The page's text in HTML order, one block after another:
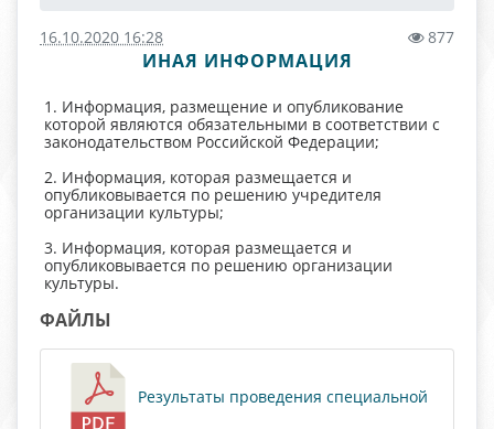
16.10.2020 16:28 877
ИНАЯ ИНФОРМАЦИЯ
1. Информация, размещение и опубликование
которой являются обязательными в соответствии с
законодательством Российской Федерации;
2. Информация, которая размещается и
опубликовывается по решению учредителя
организации культуры;
3. Информация, которая размещается и
опубликовывается по решению организации
культуры.
ФАЙЛЫ
Результаты проведения специальной